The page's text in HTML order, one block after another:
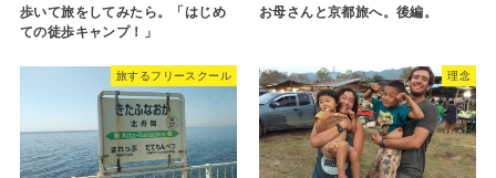
歩いて旅をしてみたら。「はじめ
ての徒歩キャンプ！」
お母さんと京都旅へ。後編。
旅するフリースクール 理念